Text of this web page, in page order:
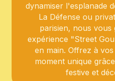
dynamiser l'esplanade
La Défense ou
parisien, nous vous
expérience "Street
en main. Offrez à
moment unique
festive et